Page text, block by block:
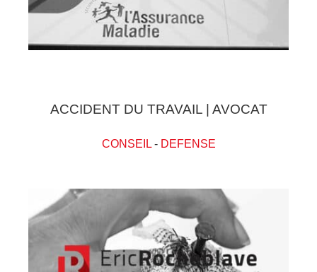
ACCIDENT DU TRAVAIL | AVOCAT
CONSEIL- DEFENSE